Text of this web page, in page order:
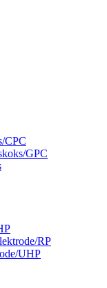
CPC
GPC
RP
UHP